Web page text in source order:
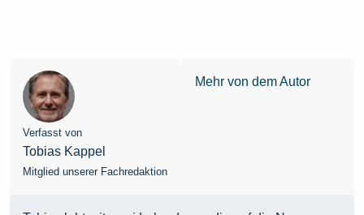
Verfasst von
Tobias Kappel
Mitglied unserer Fachredaktion
Mehr von dem Autor